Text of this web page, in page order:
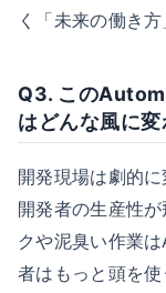
く「未来の働き方
Q3. この
はどんな風に
開発現場は劇的
開発者の生産性
クや泥臭い作業
者はもっと頭を